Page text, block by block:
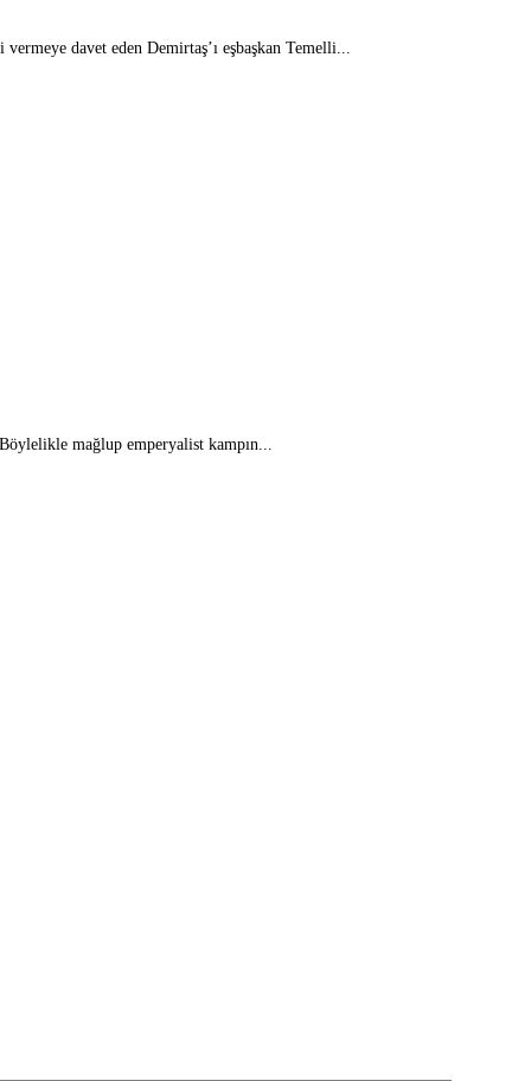
davet eden Demirtaş’ı eşbaşkan Temelli...
mağlup emperyalist kampın...